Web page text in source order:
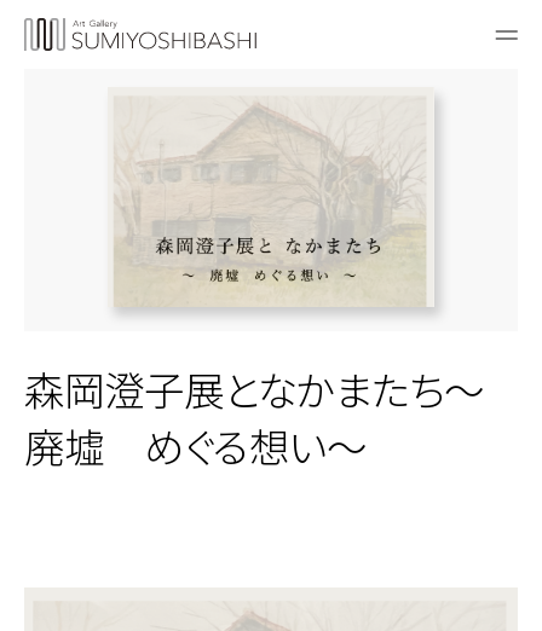
森岡澄子展となかまたち〜
廃墟 めぐる想い〜